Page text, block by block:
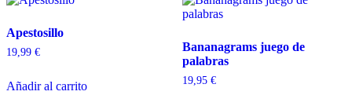
Apestosillo
19,99 €
Añadir al carrito
Bananagrams juego de
palabras
19,95 €